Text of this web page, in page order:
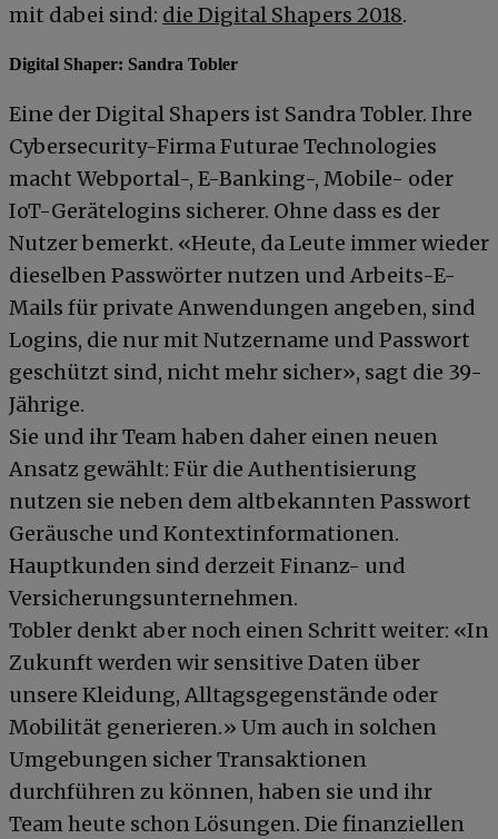
mit dabei sind: die Digital Shapers 2018.
Digital Shaper: Sandra Tobler
Eine der Digital Shapers ist Sandra Tobler. Ihre
Cybersecurity-Firma Futurae Technologies
macht Webportal-, E-Banking-, Mobile- oder
IoT-Gerätelogins sicherer. Ohne dass es der
Nutzer bemerkt. «Heute, da Leute immer wieder
dieselben Passwörter nutzen und Arbeits-E-
Mails für private Anwendungen angeben, sind
Logins, die nur mit Nutzername und Passwort
geschützt sind, nicht mehr sicher», sagt die 39-
Jährige.
Sie und ihr Team haben daher einen neuen
Ansatz gewählt: Für die Authentisierung
nutzen sie neben dem altbekannten Passwort
Geräusche und Kontextinformationen.
Hauptkunden sind derzeit Finanz- und
Versicherungsunternehmen.
Tobler denkt aber noch einen Schritt weiter: «In
Zukunft werden wir sensitive Daten über
unsere Kleidung, Alltagsgegenstände oder
Mobilität generieren.» Um auch in solchen
Umgebungen sicher Transaktionen
durchführen zu können, haben sie und ihr
Team heute schon Lösungen. Die finanziellen